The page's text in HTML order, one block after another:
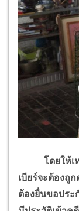
โดยให้เ
เบียร์จะต้องถู
ต้องยื่นขอประ